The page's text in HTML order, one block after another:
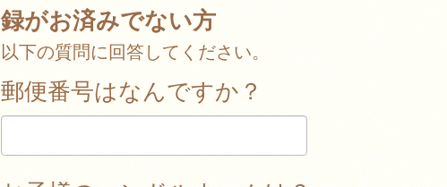
録がお済みでない方
以下の質問に回答してください。
郵便番号はなんですか？